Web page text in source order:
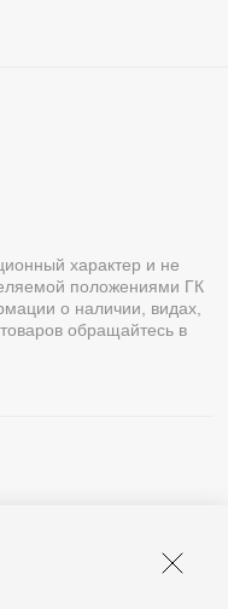
характер и не
положениями ГК
о наличии, видах,
обращайтесь в